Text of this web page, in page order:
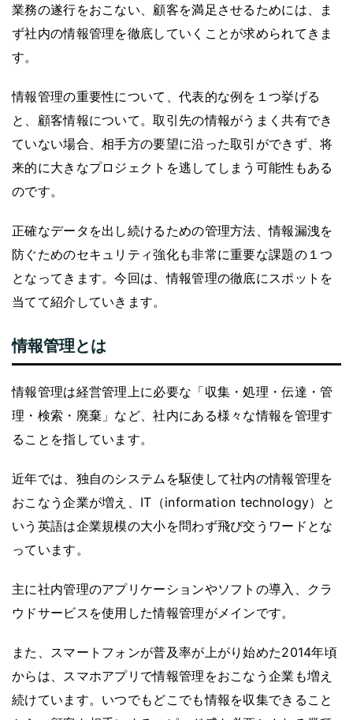
業務の遂行をおこない、顧客を満足させるためには、ま
ず社内の情報管理を徹底していくことが求められてきま
す。
情報管理の重要性について、代表的な例を１つ挙げる
と、顧客情報について。取引先の情報がうまく共有でき
ていない場合、相手方の要望に沿った取引ができず、将
来的に大きなプロジェクトを逃してしまう可能性もある
のです。
正確なデータを出し続けるための管理方法、情報漏洩を
防ぐためのセキュリティ強化も非常に重要な課題の１つ
となってきます。今回は、情報管理の徹底にスポットを
当てて紹介していきます。
情報管理とは
情報管理は経営管理上に必要な「収集・処理・伝達・管
理・検索・廃棄」など、社内にある様々な情報を管理す
ることを指しています。
近年では、独自のシステムを駆使して社内の情報管理を
おこなう企業が増え、IT（information technology）と
いう英語は企業規模の大小を問わず飛び交うワードとな
っています。
主に社内管理のアプリケーションやソフトの導入、クラ
ウドサービスを使用した情報管理がメインです。
また、スマートフォンが普及率が上がり始めた2014年頃
からは、スマホアプリで情報管理をおこなう企業も増え
続けています。いつでもどこでも情報を収集できること